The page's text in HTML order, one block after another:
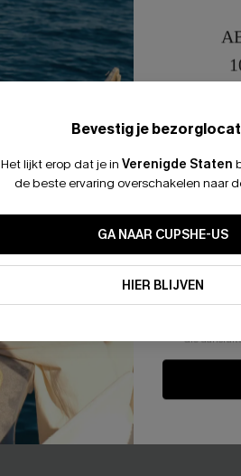
Cover-Up Midi
Favoriete
up top
32,00 €
【AG18】2
Bevestig je
Het lijkt erop dat je in Verenigde Staten
de beste ervaring overschakelen naar
GA NAAR CUPSHE-US
HIER BLIJVEN
Door je
stemt er
en
niet
informatie
die